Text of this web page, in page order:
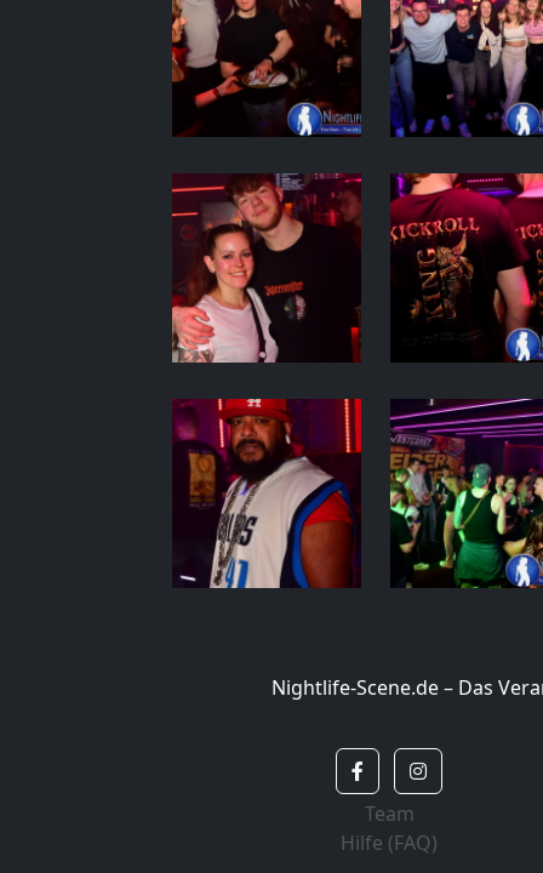
Nightlife-Scene.de – Das
Team
Hilfe (FAQ)